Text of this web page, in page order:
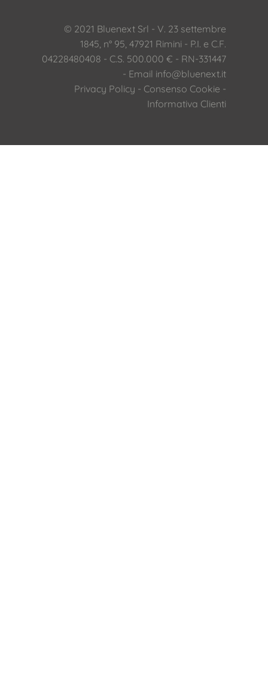
© 2021 Bluenext Srl - V. 23 settembre
1845, n° 95, 47921 Rimini - P.I. e C.F.
04228480408 - C.S. 500.000 € - RN-331447
- Email info@bluenext.it
Privacy Policy - Consenso Cookie -
Informativa Clienti